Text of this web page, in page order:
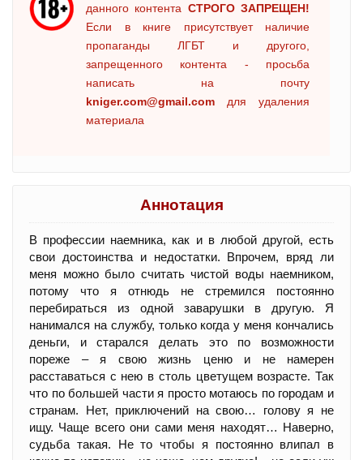
данного контента СТРОГО ЗАПРЕЩЕН!
Если в книге присутствует наличие
пропаганды ЛГБТ и другого,
запрещенного контента - просьба
написать на почту
kniger.com@gmail.com для удаления
материала
Аннотация
В профессии наемника, как и в любой другой, есть
свои достоинства и недостатки. Впрочем, вряд ли
меня можно было считать чистой воды наемником,
потому что я отнюдь не стремился постоянно
перебираться из одной заварушки в другую. Я
нанимался на службу, только когда у меня кончались
деньги, и старался делать это по возможности
пореже – я свою жизнь ценю и не намерен
расставаться с нею в столь цветущем возрасте. Так
что по большей части я просто мотаюсь по городам и
странам. Нет, приключений на свою… голову я не
ищу. Чаще всего они сами меня находят… Наверно,
судьба такая. Не то чтобы я постоянно влипал в